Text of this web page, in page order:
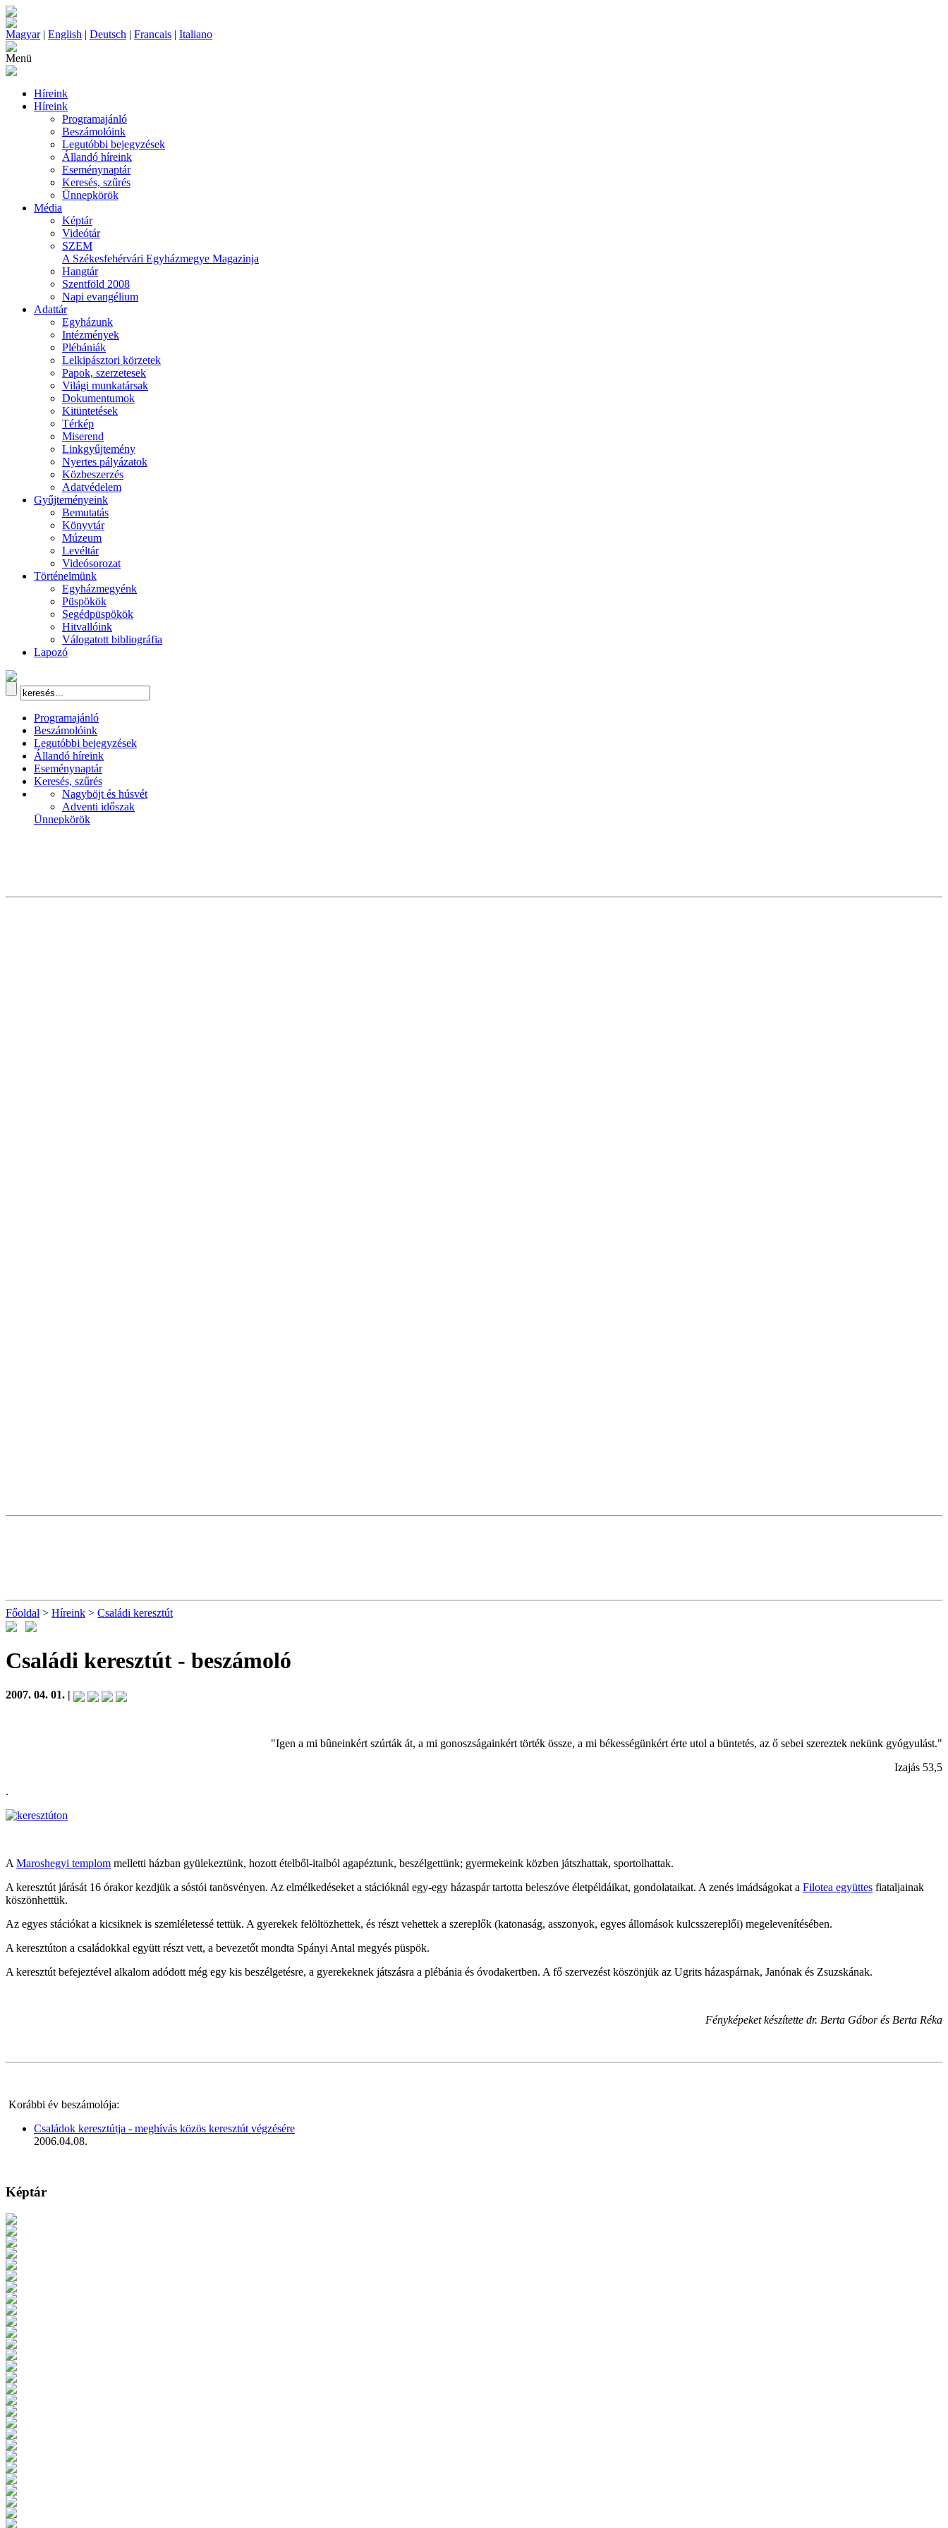
Magyar| English | Deutsch | Francais | Italiano
Menü
Híreink
Híreink
Programajánló
Beszámolóink
Legutóbbi bejegyzések
Állandó híreink
Eseménynaptár
Keresés, szűrés
Ünnepkörök
Média
Képtár
Videótár
SZEM
A Székesfehérvári Egyházmegye Magazinja
Hangtár
Szentföld 2008
Napi evangélium
Adattár
Egyházunk
Intézmények
Plébániák
Lelkipásztori körzetek
Papok, szerzetesek
Világi munkatársak
Dokumentumok
Kitüntetések
Térkép
Miserend
Linkgyűjtemény
Nyertes pályázatok
Közbeszerzés
Adatvédelem
Gyűjteményeink
Bemutatás
Könyvtár
Múzeum
Levéltár
Videósorozat
Történelmünk
Egyházmegyénk
Püspökök
Segédpüspökök
Hitvallóink
Válogatott bibliográfia
Lapozó
Programajánló
Beszámolóink
Legutóbbi bejegyzések
Állandó híreink
Eseménynaptár
Keresés, szűrés
Nagyböjt és húsvét
Adventi időszak
Ünnepkörök
Főoldal > Híreink > Családi keresztút
Családi keresztút - beszámoló
2007. 04. 01. |
"Igen a mi bûneinkért szúrták át, a mi gonoszságainkért törték össze, a mi békességünkért érte utol a büntetés, az ő sebei szereztek nekünk gyógyulást."
Izajás 53,5
.
A Maroshegyi templom melletti házban gyülekeztünk, hozott ételből-italból agapéztunk, beszélgettünk; gyermekeink közben játszhattak, sportolhattak.
A keresztút járását 16 órakor kezdjük a sóstói tanösvényen. Az elmélkedéseket a stációknál egy-egy házaspár tartotta beleszóve életpéldáikat, gondolataikat. A zenés imádságokat a Filotea együttes fiataljainak
köszönhettük.
Az egyes stációkat a kicsiknek is szemléletessé tettük. A gyerekek felöltözhettek, és részt vehettek a szereplők (katonaság, asszonyok, egyes állomások kulcsszereplői) megelevenítésében.
A keresztúton a családokkal együtt részt vett, a bevezetőt mondta Spányi Antal megyés püspök.
A keresztút befejeztével alkalom adódott még egy kis beszélgetésre, a gyerekeknek játszásra a plébánia és óvodakertben. A fő szervezést köszönjük az Ugrits házaspárnak, Janónak és Zsuzskának.
Fényképeket készítette dr. Berta Gábor és Berta Réka
Korábbi év beszámolója:
Családok keresztútja - meghívás közös keresztút végzésére
2006.04.08.
Képtár